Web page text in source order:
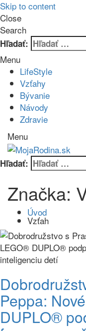
Skip to content
Close
Search
Hľadať:
Menu
LifeStyle
Vzťahy
Bývanie
Návody
Zdravie
Menu
Články pre celú rodinu
Hľadať:
Značka:
Úvod
Vzťah
Peppa:
DUPLO®